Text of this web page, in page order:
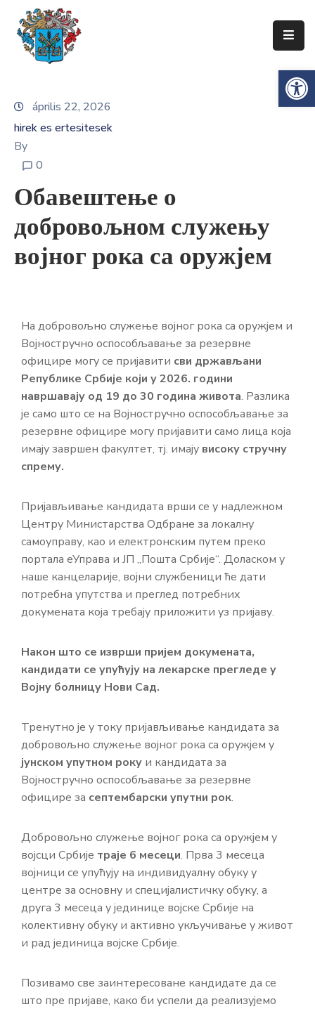
Ismerje
Zenta
Község
Önkormányzata
Községi
Közigazgatás
Gazdaság
Turizmus
Önkormányzat
Magyar
április 22, 2026
hirek es ertesitesek
By
0
Обавештење о
добровољном служењу
војног рока са оружјем
На добровољно служење војног рока са оружјем и
Војностручно оспособљавање за резервне
официре могу се пријавити сви држављани
Републике Србије који у 2026. години
навршавају од 19 до 30 година живота. Разлика
је само што се на Војностручно оспособљавање за
резервне официре могу пријавити само лица која
имају завршен факултет, тј. имају високу стручну
спрему.
Пријављивање кандидата врши се у надлежном
Центру Министарства Одбране за локалну
самоуправу, као и електронским путем преко
портала еУправа и ЈП „Пошта Србије“. Доласком у
наше канцеларије, војни службеници ће дати
потребна упутства и преглед потребних
докумената која требају приложити уз пријаву.
Након што се изврши пријем докумената,
кандидати се упућују на лекарске прегледе у
Војну болницу Нови Сад.
Тренутно је у току пријављивање кандидата за
добровољно служење војног рока са оружјем у
јунском упутном року и кандидата за
Војностручно оспособљавање за резервне
официре за септембарски упутни рок.
Добровољно служење војног рока са оружјем у
војсци Србије траје 6 месеци. Прва 3 месеца
војници се упућују на индивидуалну обуку у
центре за основну и специјалистичку обуку, а
друга 3 месеца у јединице војске Србије на
колективну обуку и активно укључивање у живот
и рад јединица војске Србије.
Позивамо све заинтересоване кандидате да се
што пре пријаве, како би успели да реализујемо